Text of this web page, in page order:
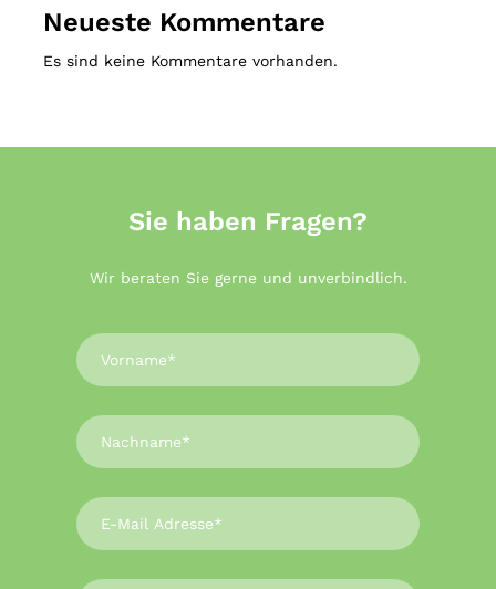
Neueste Kommentare
Es sind keine Kommentare vorhanden.
Sie haben Fragen?
Wir beraten Sie gerne und unverbindlich.